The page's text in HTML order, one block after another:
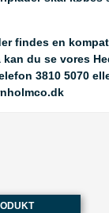
findes en
kan du se vores
3810 5070